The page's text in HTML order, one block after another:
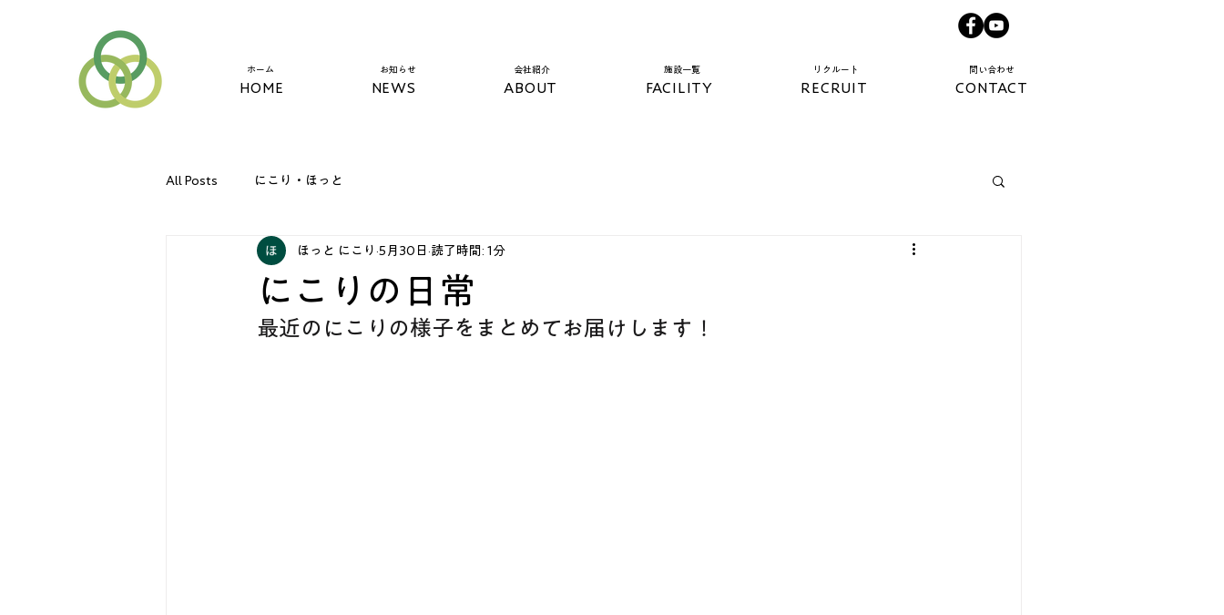
​ホーム ​お知らせ ​会社紹介 ​施設一覧​ ​リクルート​ ​問い合わせ​
HOME NEWS ABOUT FACILITY RECRUIT CONTACT
All Posts にこり・ほっと
にこりの日常
ほっと にこり 5月30日 読了時間: 1分
最近のにこりの様子をまとめてお届けします！